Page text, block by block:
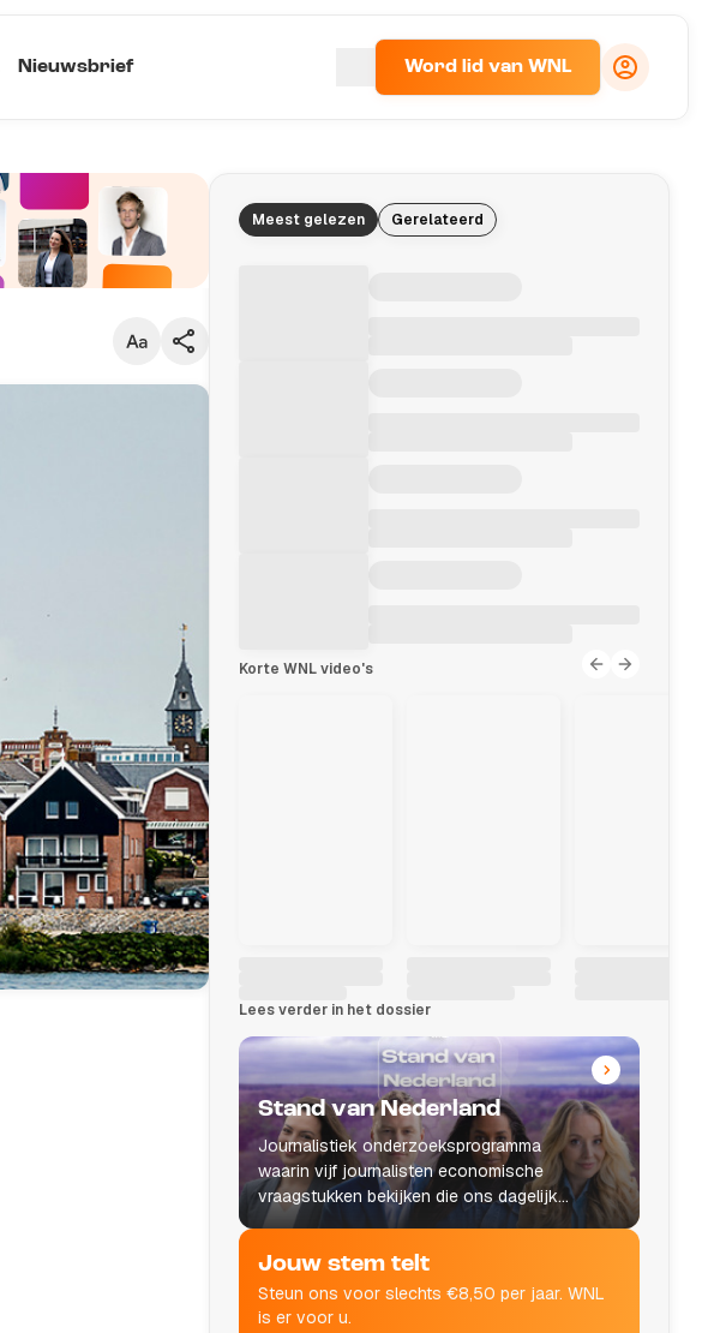
Nieuwsbrief Word lid van WNL
Meest gelezen Gerelateerd
Korte WNL video's
Lees verder in het dossier
Stand van Nederland
Journalistiek onderzoeksprogramma
waarin vijf journalisten economische
vraagstukken bekijken die ons dagelijks
leven raken.
Jouw stem telt
Steun ons voor slechts €8,50 per jaar. WNL
is er voor u.